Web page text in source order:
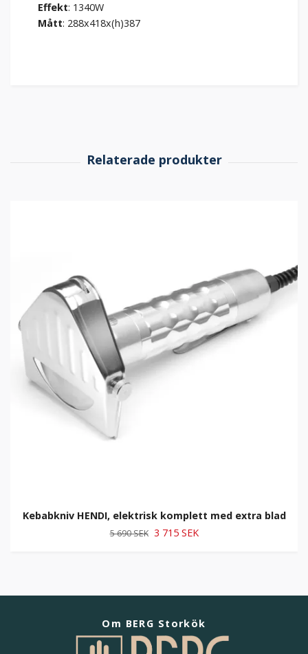
Effekt: 1340W
Mått: 288x418x(h)387
Kebabkniv HENDI, elektrisk komplett med extra blad
5 690 SEK 3 715 SEK
Om BERG Storkök